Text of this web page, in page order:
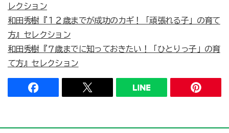
レクション
和田秀樹『１２歳までが成功のカギ！「頑張れる子」の育て
方』セレクション
和田秀樹『７歳までに知っておきたい！「ひとりっ子」の育
て方』セレクション